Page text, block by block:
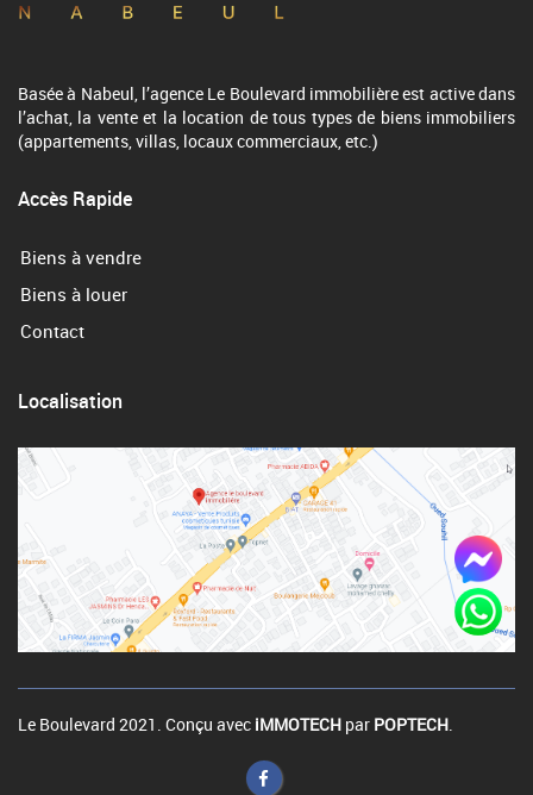
Basée à Nabeul, l’agence Le Boulevard immobilière est active dans
l’achat, la vente et la location de tous types de biens immobiliers
(appartements, villas, locaux commerciaux, etc.)
Accès Rapide
Biens à vendre
Biens à louer
Contact
Localisation
Le Boulevard 2021. Conçu avec iMMOTECH par POPTECH